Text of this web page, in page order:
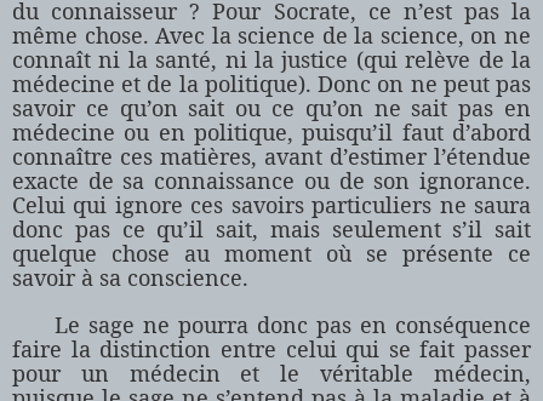
du connaisseur ? Pour Socrate, ce n’est pas la
même chose. Avec la science de la science, on ne
connaît ni la santé, ni la justice (qui relève de la
médecine et de la politique). Donc on ne peut pas
savoir ce qu’on sait ou ce qu’on ne sait pas en
médecine ou en politique, puisqu’il faut d’abord
connaître ces matières, avant d’estimer l’étendue
exacte de sa connaissance ou de son ignorance.
Celui qui ignore ces savoirs particuliers ne saura
donc pas ce qu’il sait, mais seulement s’il sait
quelque chose au moment où se présente ce
savoir à sa conscience.
Le sage ne pourra donc pas en conséquence
faire la distinction entre celui qui se fait passer
pour un médecin et le véritable médecin,